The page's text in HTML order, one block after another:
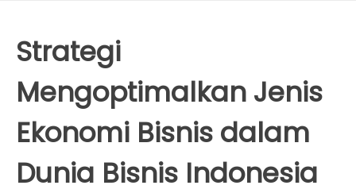
Strategi
Mengoptimalkan Jenis
Ekonomi Bisnis dalam
Dunia Bisnis Indonesia